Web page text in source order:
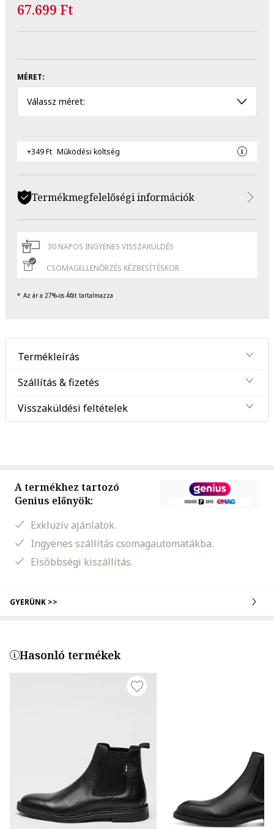
67.699 Ft
MÉRET:
Válassz méret:
+349 Ft Működési költség
Termékmegfelelőségi információk
30 NAPOS INGYENES VISSZAKÜLDÉS
CSOMAGELLENŐRZÉS KÉZBESÍTÉSKOR
Az ár a 27%-os Áfát tartalmazza
Termékleírás
Szállítás & fizetés
Visszaküldési feltételek
A termékhez tartozó
Genius előnyök:
Exkluzív ajánlatok.
Ingyenes szállítás csomagautomatákba.
Elsőbbségi kiszállítás.
GYERÜNK >>
Hasonló termékek